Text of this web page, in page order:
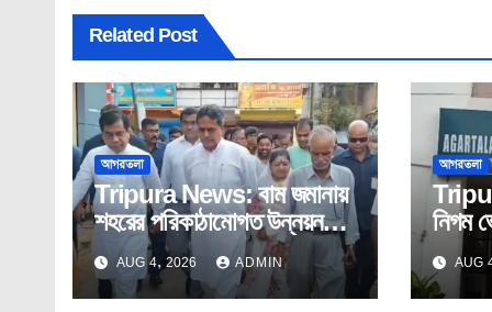
Related Post
আগরতলা
Tripura News: বাম জমানায়
শহরের পরিকাঠামোগত উন্নয়ন
ছিল সম্পূর্ণ উপেক্ষিত: মুখ্যমন্ত্রী
AUG 4, 2026 ADMIN
আগরতলা
নিগম
ভাজপা!
AUG